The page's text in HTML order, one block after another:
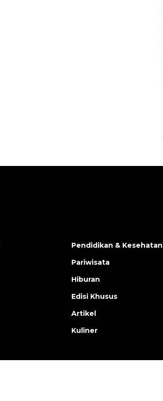
Pendidikan & Kesehatan
Pariwisata
Hiburan
Edisi Khusus
Artikel
Kuliner